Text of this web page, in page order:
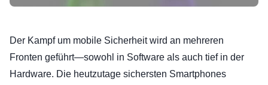
Der Kampf um mobile Sicherheit wird an mehreren
Fronten geführt—sowohl in Software als auch tief in der
Hardware. Die heutzutage sichersten Smartphones